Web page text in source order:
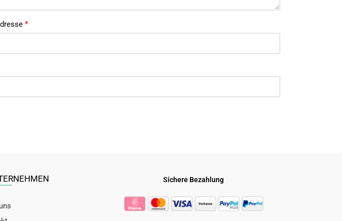
*
Sichere Bezahlung